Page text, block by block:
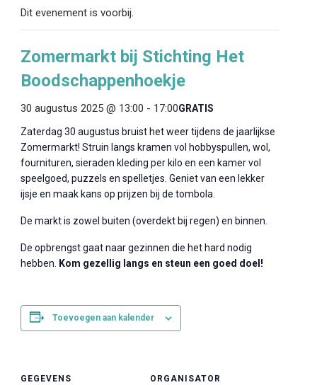
Dit evenement is voorbij.
Zomermarkt bij Stichting Het
Boodschappenhoekje
30 augustus 2025 @ 13:00 - 17:00GRATIS
Zaterdag 30 augustus bruist het weer tijdens de jaarlijkse
Zomermarkt! Struin langs kramen vol hobbyspullen, wol,
fournituren, sieraden kleding per kilo en een kamer vol
speelgoed, puzzels en spelletjes. Geniet van een lekker
ijsje en maak kans op prijzen bij de tombola.
De markt is zowel buiten (overdekt bij regen) en binnen.
De opbrengst gaat naar gezinnen die het hard nodig
hebben.
Kom gezellig langs en steun een goed doel!
Toevoegen aan kalender
GEGEVENS
ORGANISATOR